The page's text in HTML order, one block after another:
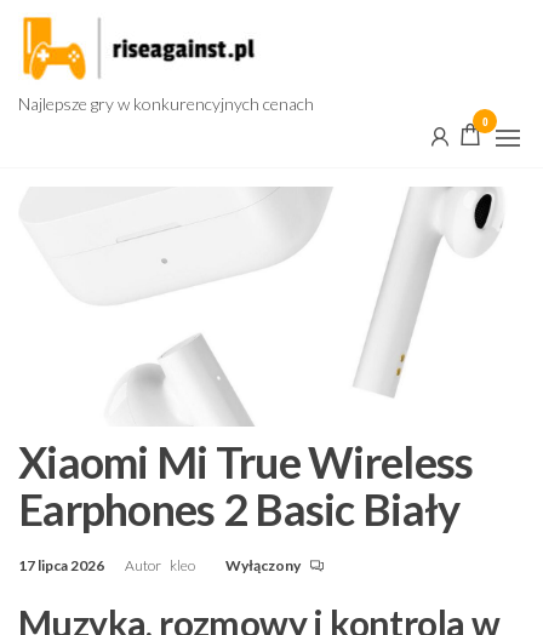
Przejdź
treści
Najlepsze gry w konkurencyjnych cenach
0
Xiaomi Mi True Wireless
Earphones 2 Basic Biały
17 lipca 2026 Autor kleo Wyłączony
Muzyka, rozmowy i kontrola w